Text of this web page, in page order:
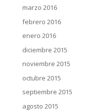
marzo 2016
febrero 2016
enero 2016
diciembre 2015
noviembre 2015
octubre 2015
septiembre 2015
agosto 2015